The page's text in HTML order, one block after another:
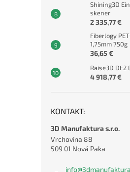
Shining3D
skener
2 335,77 €
Fiberlogy
1,75mm 750g
36,65 €
Raise3D DF2
4 918,77 €
KONTAKT:
3D Manufaktura s.r.o.
Vrchovina 88
509 01 Nová Paka
info@